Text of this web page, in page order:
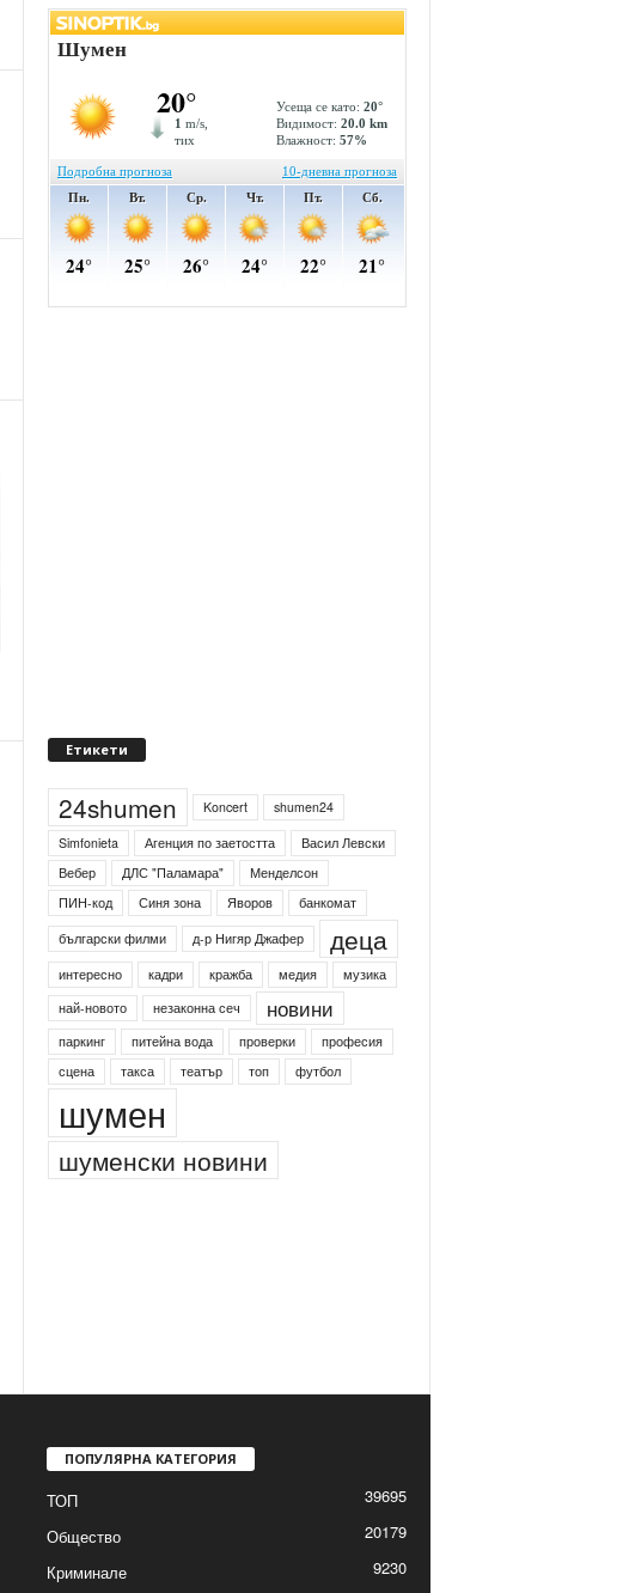
Етикети
24shumen Koncert
shumen24
Simfonieta
Агенция по заетостта
Васил Левски
Вебер
ДЛС "Паламара"
Менделсон
ПИН-код
Синя зона Яворов
банкомат
български филми
д-р Нигяр Джафер деца
интересно кадри кражба медия
музика
най-новото
незаконна сеч новини
паркинг питейна вода проверки
професия
сцена
такса театър топ футбол
шумен
шуменски новини
ПОПУЛЯРНА КАТЕГОРИЯ
ТОП
39695
Общество
20179
Криминале
9230